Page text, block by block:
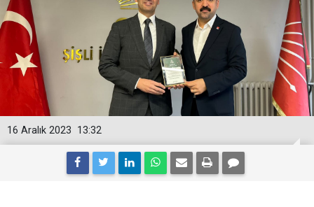
13:32
16 Aralık 2023